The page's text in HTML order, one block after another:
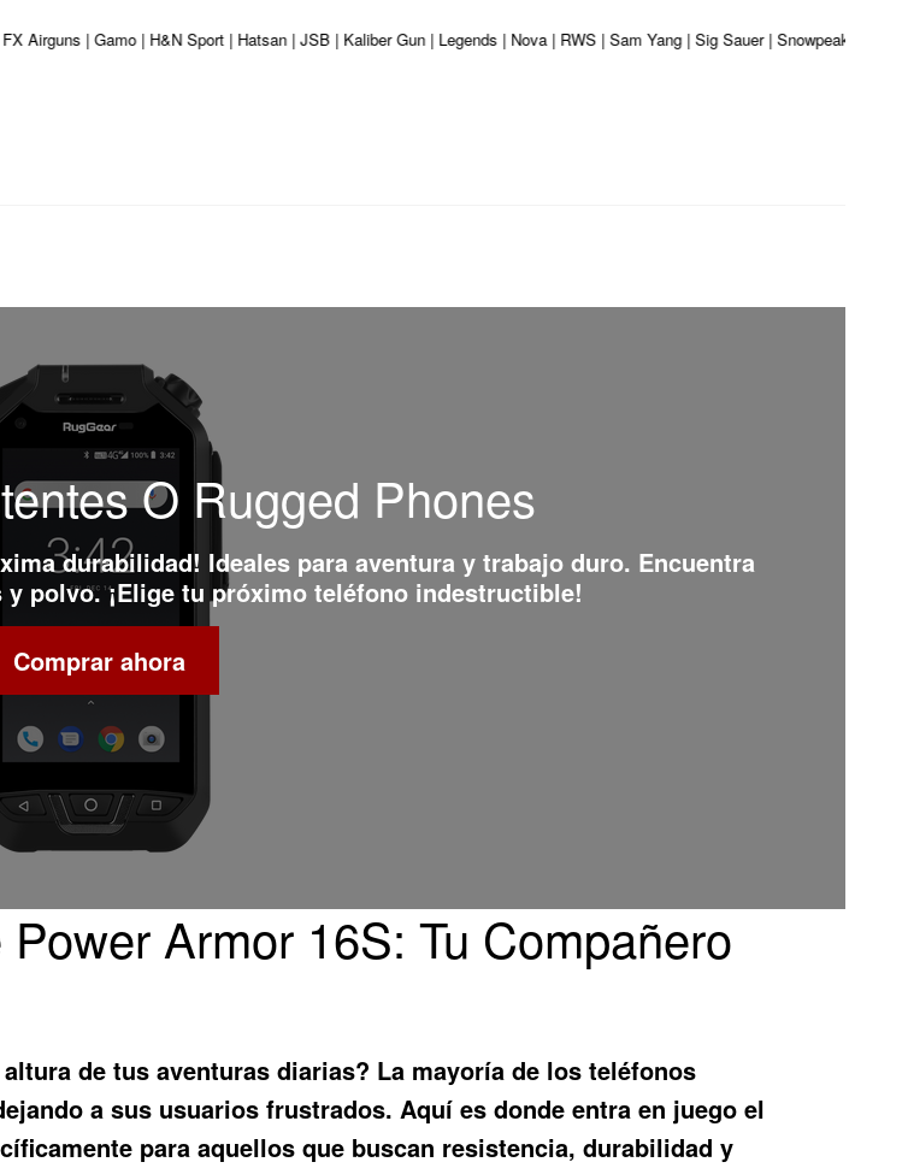
| Gamo | H&N Sport | Hatsan | JSB | Kaliber Gun | Legends | Nova | RWS | Sam Yang | Sig Sauer | Snowpeak |
O Rugged Phones
durabilidad! Ideales para aventura y trabajo duro. Encuentra
polvo. ¡Elige tu próximo teléfono indestructible!
Comprar ahora
Armor 16S: Tu Compañero
de tus aventuras diarias? La mayoría de los teléfonos
a sus usuarios frustrados. Aquí es donde entra en juego el
para aquellos que buscan resistencia, durabilidad y